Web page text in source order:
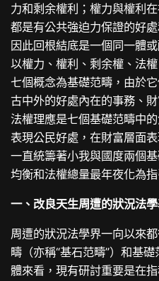
力和剩余權利；權力與權利
都是有公共強迫力保證的好
因此回根結底是一個同一體
以權力、權利、剩余權、法
七個概念為基礎范疇，由於
古中外的好處內在的事務、
法權理應是七個基礎范疇中
表現公民好處，在財富層面
一直統籌著小我與國度兩個
均衡和法權總量最年夜化為
一、改良天生周遭的狀況法
周遭的狀況法學界一向以來
疇（亦稱“基石范疇”）和基
體來看，現有研討重要是在